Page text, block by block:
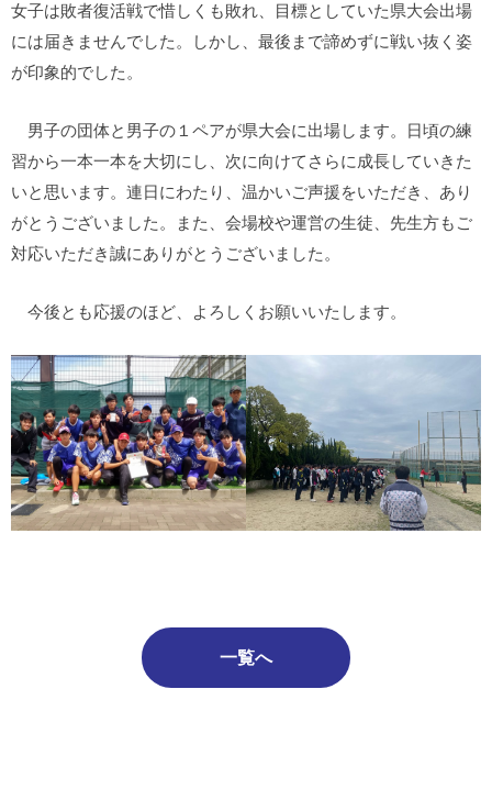
女子は敗者復活戦で惜しくも敗れ、目標としていた県大会出場
には届きませんでした。しかし、最後まで諦めずに戦い抜く姿
が印象的でした。
男子の団体と男子の１ペアが県大会に出場します。日頃の練
習から一本一本を大切にし、次に向けてさらに成長していきた
いと思います。連日にわたり、温かいご声援をいただき、あり
がとうございました。また、会場校や運営の生徒、先生方もご
対応いただき誠にありがとうございました。
今後とも応援のほど、よろしくお願いいたします。
一覧へ